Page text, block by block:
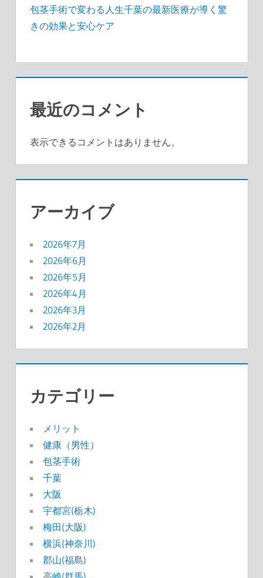
包茎手術で変わる人生千葉の最新医療が導く驚
きの効果と安心ケア
最近のコメント
表示できるコメントはありません。
アーカイブ
2026年7月
2026年6月
2026年5月
2026年4月
2026年3月
2026年2月
カテゴリー
メリット
健康（男性）
包茎手術
千葉
大阪
宇都宮(栃木)
梅田(大阪)
横浜(神奈川)
郡山(福島)